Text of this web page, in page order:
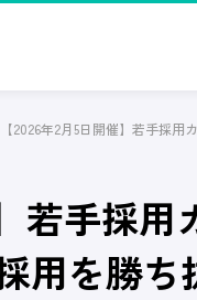
若手採
用を勝ち